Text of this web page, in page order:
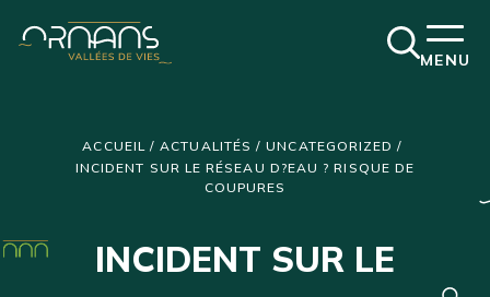
Ouvrir
la
MENU
ACCUEIL/ACTUALITÉS /UNCATEGORIZED /
INCIDENT SUR LE RÉSEAU D?EAU ? RISQUE DE
COUPURES
INCIDENT SUR LE